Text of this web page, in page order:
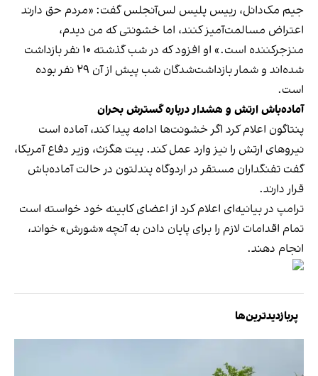
جیم مک‌دانل، رییس پلیس لس‌آنجلس گفت: «مردم حق دارند
اعتراض مسالمت‌آمیز کنند، اما خشونتی که من دیدم،
منزجرکننده است.» او افزود که در شب گذشته ۱۰ نفر بازداشت
شده‌اند و شمار بازداشت‌شدگان شب پیش از آن ۲۹ نفر بوده
است.
آماده‌باش ارتش و هشدار درباره گسترش بحران
پنتاگون اعلام کرد اگر خشونت‌ها ادامه پیدا کند، آماده است
نیروهای ارتش را نیز وارد عمل کند. پیت هگزث، وزیر دفاع آمریکا،
گفت تفنگداران مستقر در اردوگاه پندلتون در حالت آماده‌باش
قرار دارند.
ترامپ در بیانیه‌ای اعلام کرد از اعضای کابینه خود خواسته است
تمام اقدامات لازم را برای پایان دادن به آنچه «شورش» خواند،
انجام دهند.
پربازدیدترین‌ها